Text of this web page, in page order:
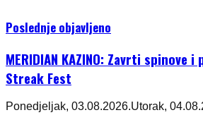
Poslednje objavljeno
MERIDIAN KAZINO: Zavrti spinove
Streak Fest
Ponedjeljak, 03.08.2026.Utorak,